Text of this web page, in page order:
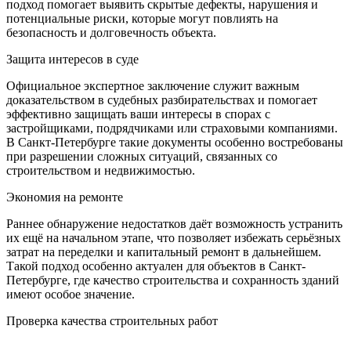
подход помогает выявить скрытые дефекты, нарушения и
потенциальные риски, которые могут повлиять на
безопасность и долговечность объекта.
Защита интересов в суде
Официальное экспертное заключение служит важным
доказательством в судебных разбирательствах и помогает
эффективно защищать ваши интересы в спорах с
застройщиками, подрядчиками или страховыми компаниями.
В Санкт-Петербурге такие документы особенно востребованы
при разрешении сложных ситуаций, связанных со
строительством и недвижимостью.
Экономия на ремонте
Раннее обнаружение недостатков даёт возможность устранить
их ещё на начальном этапе, что позволяет избежать серьёзных
затрат на переделки и капитальный ремонт в дальнейшем.
Такой подход особенно актуален для объектов в Санкт-
Петербурге, где качество строительства и сохранность зданий
имеют особое значение.
Проверка качества строительных работ